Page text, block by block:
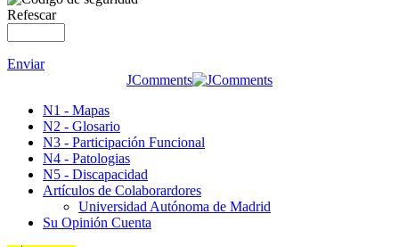
Refescar
Enviar
JComments
N1 - Mapas
N2 - Glosario
N3 - Participación Funcional
N4 - Patologias
N5 - Discapacidad
Artículos de Colaborardores
Universidad Autónoma de Madrid
Su Opinión Cuenta